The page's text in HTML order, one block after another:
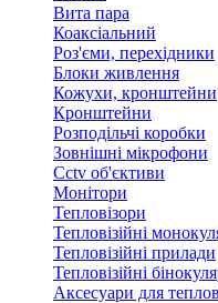
Вита пара
Коаксіальний
Роз'єми, перехідники
Блоки живлення
Кожухи, кронштейни
Кронштейни
Розподільчі коробки
Зовнішні мікрофони
Cctv об'єктиви
Монітори
Тепловізори
Тепловізійні
Тепловізійні прилади
Тепловізійні
Аксесуари для